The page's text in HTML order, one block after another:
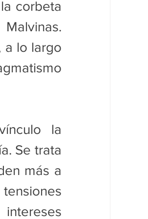
corbeta
a lo largo
la
Se trata
más a